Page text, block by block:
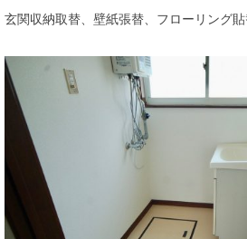
玄関収納取替、壁紙張替、フローリング